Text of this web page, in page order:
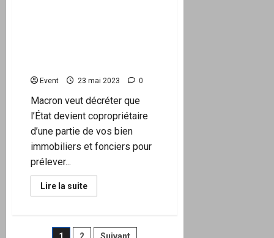
Event 23 mai 2023 0
Macron veut décréter que
l’État devient copropriétaire
d’une partie de vos bien
immobiliers et fonciers pour
prélever...
Lire la suiteEn
savoir
veut